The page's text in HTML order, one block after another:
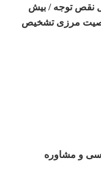
نقص توجه / بیش
مرزی تشخیص
و مشاوره